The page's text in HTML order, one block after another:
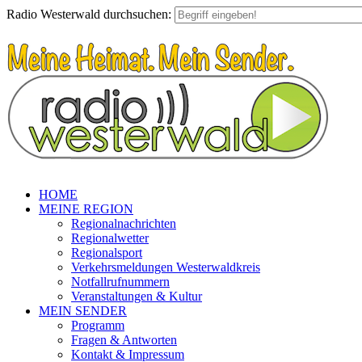
Radio Westerwald durchsuchen:
HOME
MEINE REGION
Regionalnachrichten
Regionalwetter
Regionalsport
Verkehrsmeldungen Westerwaldkreis
Notfallrufnummern
Veranstaltungen & Kultur
MEIN SENDER
Programm
Fragen & Antworten
Kontakt & Impressum